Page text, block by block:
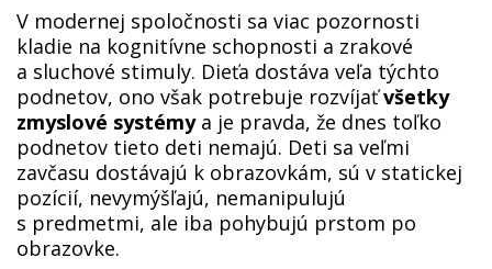
V modernej spoločnosti sa viac pozornosti
kladie na kognitívne schopnosti a zrakové
a sluchové stimuly. Dieťa dostáva veľa týchto
podnetov, ono však potrebuje rozvíjaťvšetky
zmyslové systémya je pravda, že dnes toľko
podnetov tieto deti nemajú. Deti sa veľmi
zavčasu dostávajú k obrazovkám, sú v statickej
pozícií, nevymýšľajú, nemanipulujú
s predmetmi, ale iba pohybujú prstom po
obrazovke.